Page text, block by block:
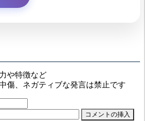
や特徴など
傷、ネガティブな発言は禁止です